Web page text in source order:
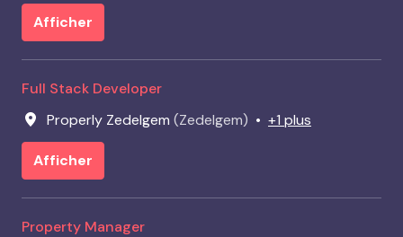
Afficher
Full Stack Developer
Properly Zedelgem (Zedelgem) • +1 plus
Afficher
Property Manager